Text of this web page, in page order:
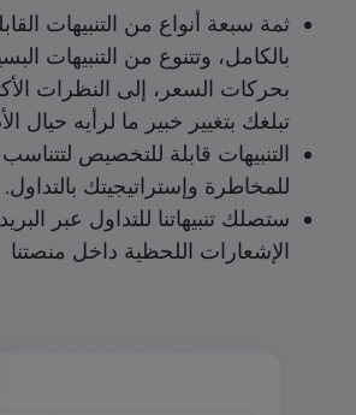
ثمة سبعة أنواع من التنبيهات
بالكامل، وتتنوع من التنبيهات
بحركات السعر، إلى النظرات
تبلغك بتغيير خبير ما لرأيه حيال
التنبيهات قابلة للتخصيص
للمخاطرة وإستراتيجيتك بالتداول.
ستصلك تنبيهاتنا للتداول عبر
الإشعارات اللحظية داخل منصتنا